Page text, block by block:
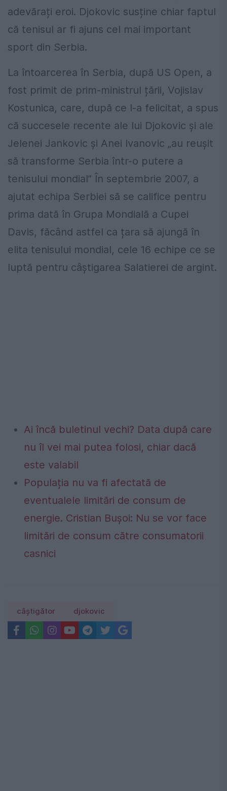
adevărați eroi. Djokovic susține chiar faptul
că tenisul ar fi ajuns cel mai important
sport din Serbia.
La întoarcerea în Serbia, după US Open, a
fost primit de prim-ministrul țării, Vojislav
Kostunica, care, după ce l-a felicitat, a spus
că succesele recente ale lui Djokovic și ale
Jelenei Jankovic și Anei Ivanovic „au reușit
să transforme Serbia într-o putere a
tenisului mondial” În septembrie 2007, a
ajutat echipa Serbiei să se califice pentru
prima dată în Grupa Mondială a Cupei
Davis, făcând astfel ca țara să ajungă în
elita tenisului mondial, cele 16 echipe ce se
luptă pentru câștigarea Salatierei de argint.
Ai încă buletinul vechi? Data după care
nu îl vei mai putea folosi, chiar dacă
este valabil
Populația nu va fi afectată de
eventualele limitări de consum de
energie. Cristian Bușoi: Nu se vor face
limitări de consum către consumatorii
casnici
câștigător djokovic